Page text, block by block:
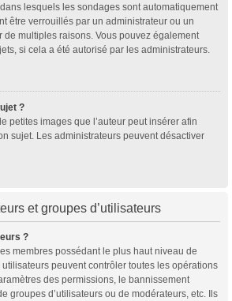
lesquels les sondages sont automatiquement
être verrouillés par un administrateur ou un
de multiples raisons. Vous pouvez également
si cela a été autorisé par les administrateurs.
?
petites images que l’auteur peut insérer afin
sujet. Les administrateurs peuvent désactiver
et groupes d’utilisateurs
?
membres possédant le plus haut niveau de
peuvent contrôler toutes les opérations
des permissions, le bannissement
groupes d’utilisateurs ou de modérateurs, etc. Ils